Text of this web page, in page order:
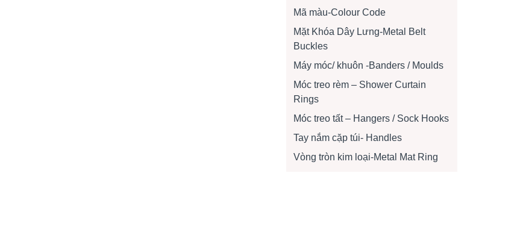
Mã màu-Colour Code
Mặt Khóa Dây Lưng-Metal Belt
Buckles
Máy móc/ khuôn -Banders / Moulds
Móc treo rèm – Shower Curtain
Rings
Móc treo tất – Hangers / Sock Hooks
Tay nắm cặp túi- Handles
Vòng tròn kim loại-Metal Mat Ring